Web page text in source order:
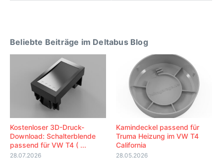
Beliebte Beiträge im Deltabus Blog
Kostenloser 3D-Druck-
Download: Schalterblende
passend für VW T4 ( ...
28.07.2026
Kamindeckel passend für
Truma Heizung im VW T4
California
28.05.2026